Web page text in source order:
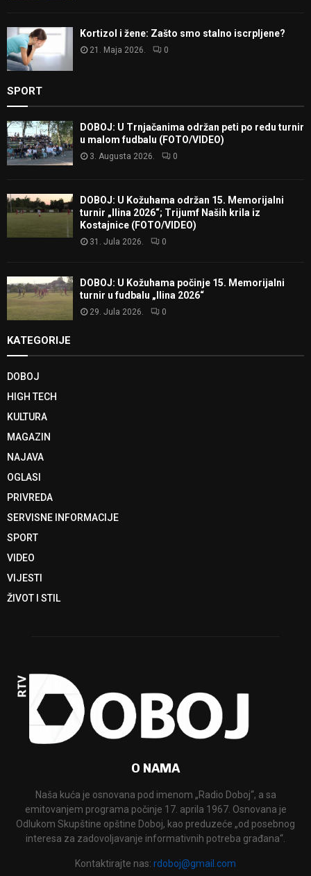
Kortizol i žene: Zašto smo stalno iscrpljene?
21. Maja 2026. 0
SPORT
DOBOJ: U Trnjačanima održan peti po redu turnir
u malom fudbalu (FOTO/VIDEO)
3. Augusta 2026. 0
DOBOJ: U Kožuhama održan 15. Memorijalni
turnir „Ilina 2026“; Trijumf Naših krila iz
Kostajnice (FOTO/VIDEO)
31. Jula 2026. 0
DOBOJ: U Kožuhama počinje 15. Memorijalni
turnir u fudbalu „Ilina 2026“
29. Jula 2026. 0
KATEGORIJE
DOBOJ
HIGH TECH
KULTURA
MAGAZIN
NAJAVA
OGLASI
PRIVREDA
SERVISNE INFORMACIJE
SPORT
VIDEO
VIJESTI
ŽIVOT I STIL
O NAMA
Naša kuća je osnovana pod imenom „Radio Doboj“, a sa
emitovanjem programa počinje 17. aprila 1967. Osnovana je
Odlukom Skupštine opštine Doboj, kao preduzeće „od posebnog
interesa za zadovoljavanje informativnih potreba građana“.
Kontaktirajte nas: rdoboj@gmail.com